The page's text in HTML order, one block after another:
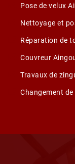
Pose de velux
Nettoyage et
Réparation de
Couvreur
Travaux de
Changement